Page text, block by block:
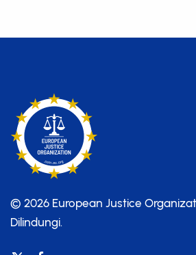
© 2026 European Justice
Dilindungi.